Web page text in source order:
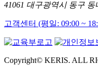
41061 대구광역시 동구 동
고객센터 (평일: 09:00 ~
Copyright© KERIS. ALL